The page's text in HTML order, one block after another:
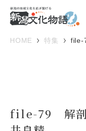
HOME 特集 file-
file-79 解剖